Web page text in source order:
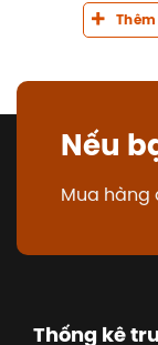
Nếu
Mua hàng
Thống kê